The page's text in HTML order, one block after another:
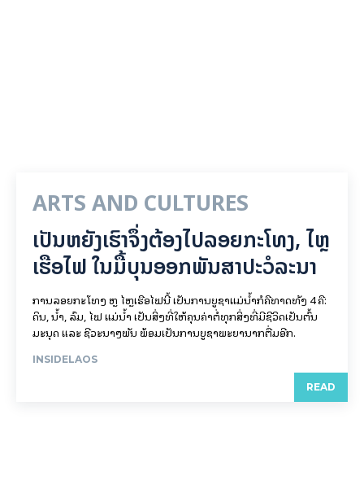
ARTS AND CULTURES
ເປັນ​ຫຍັງ​ເຮົາ​ຈຶ່ງ​ຕ້ອງ​ໄປລອຍ​ກະ​ໂທງ, ໄຫຼ​
ເຮືອ​ໄຟ ໃນ​ມື້​​ບຸນ​ອອກ​ພັນ​ສາ​ປະ​ວໍ​ລະ​ນາ
ການລອຍ​ກະ​ໂທງ ຫຼື ໄຫຼເຮືອໄຟນີ້ ເປັນການບູຊາແມ່ນໍ້າກໍຄືທາດທັງ 4 ຄື:
ດິນ, ນໍ້າ, ລົມ, ໄຟ ແມ່ນໍ້າ ເປັນສິ່ງທີ່ໃຫ້ຄຸນຄ່າຕໍ່ທຸກສິ່ງທີ່ມີຊີວິດເປັນຕົ້ນ
ມະນຸດ ແລະ ຊີວະນາໆພັນ ພ້ອມເປັນການບູຊາພະຍານາກຕື່ມອີກ.
INSIDELAOS
READ